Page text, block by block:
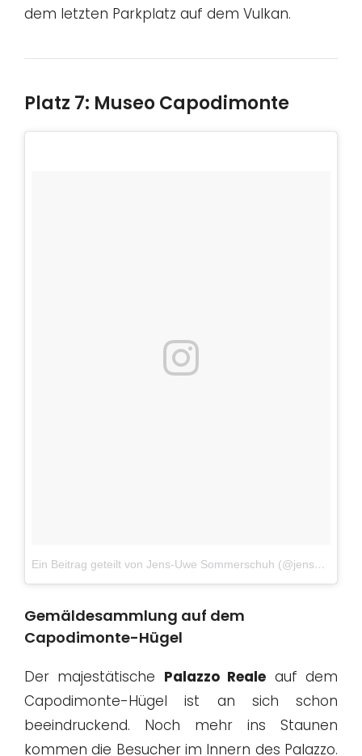
dem letzten Parkplatz auf dem Vulkan.
Platz 7: Museo Capodimonte
Ein Beitrag geteilt von Jens-Uwe Sommerschuh (@jensuwesommerschuh)
Gemäldesammlung auf dem
Capodimonte-Hügel
Der majestätische Palazzo Reale auf dem
Capodimonte-Hügel ist an sich schon
beeindruckend. Noch mehr ins Staunen
kommen die Besucher im Innern des Palazzo.